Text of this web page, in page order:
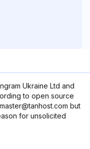
Ukraine Ltd and
to open source
but
for unsolicited